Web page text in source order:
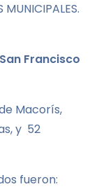
Francisco
Macorís,
y 52
fueron: